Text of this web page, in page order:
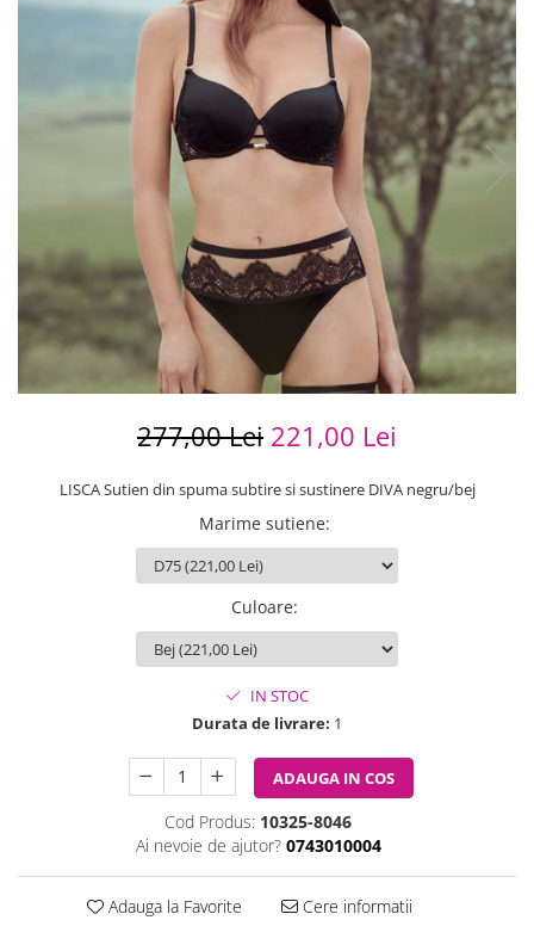
277,00 Lei 221,00 Lei
LISCA Sutien din spuma subtire si sustinere DIVA negru/bej
Marime sutiene:
Culoare:
IN STOC
Durata de livrare: 1
ADAUGA IN COS
Cod Produs: 10325-8046
Ai nevoie de ajutor? 0743010004
Adauga la Favorite Cere informatii